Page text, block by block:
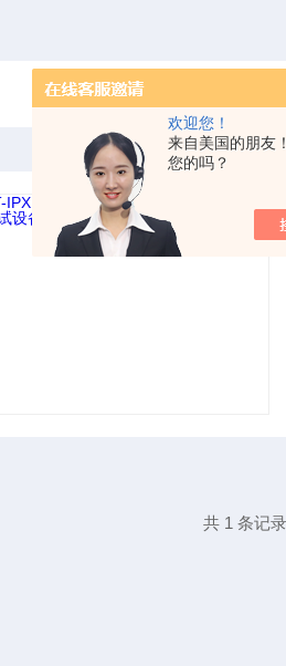
欢迎您！
来自美国的朋友
您的吗？
共 1 条记